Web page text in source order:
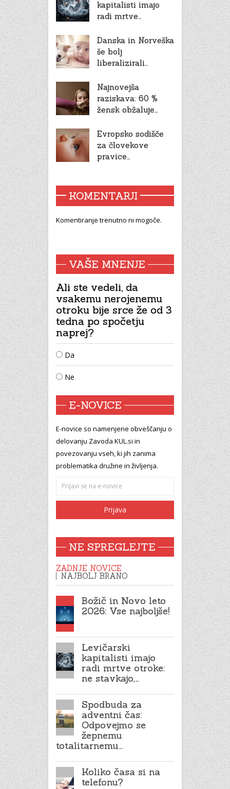
kapitalisti imajo
radi mrtve…
Danska in Norveška
še bolj
liberalizirali…
Najnovejša
raziskava: 60 %
žensk obžaluje…
Evropsko sodišče
za človekove
pravice…
KOMENTARJI
Komentiranje trenutno ni mogoče.
VAŠE MNENJE
Ali ste vedeli, da
vsakemu nerojenemu
otroku bije srce že od 3
tedna po spočetju
naprej?
Da
Ne
E-NOVICE
E-novice so namenjene obveščanju o
delovanju Zavoda KUL.si in
povezovanju vseh, ki jih zanima
problematika družine in življenja.
NE SPREGLEJTE
ZADNJE NOVICE
NAJBOLJ BRANO
Božič in Novo leto
2026: Vse najboljše!
Levičarski
kapitalisti imajo
radi mrtve otroke:
ne stavkajo,…
Spodbuda za
adventni čas:
Odpovejmo se
žepnemu
totalitarnemu…
Koliko časa si na
telefonu?